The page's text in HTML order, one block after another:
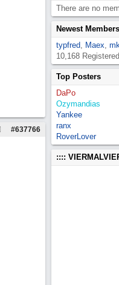
#637766
There are no
Newest Members
typfred, Maex,
10,168
Top Posters
DaPo
Ozymandias
Yankee
ranx
RoverLover
::::